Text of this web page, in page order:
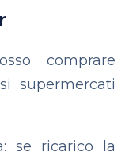
comprare
supermercati
se ricarico la